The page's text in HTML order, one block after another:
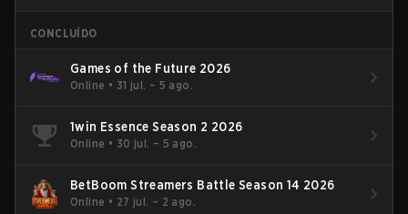
CONCLUÍDO
Games of the Future 2026
Online • 31 jul. – 5 ago.
1win Essence Season 2 2026
Online • 30 jul. – 5 ago.
BetBoom Streamers Battle Season 14 2026
Online • 27 jul. – 2 ago.